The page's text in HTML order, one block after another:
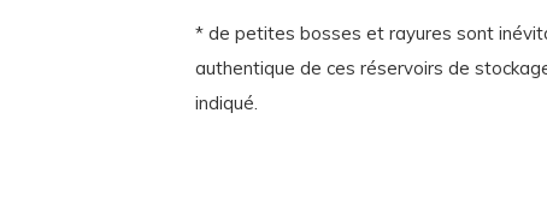
* de petites bosses et rayures sont
authentique de ces réservoirs de
indiqué.